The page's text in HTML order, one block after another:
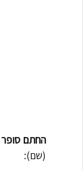
החתם סופר
(שם):